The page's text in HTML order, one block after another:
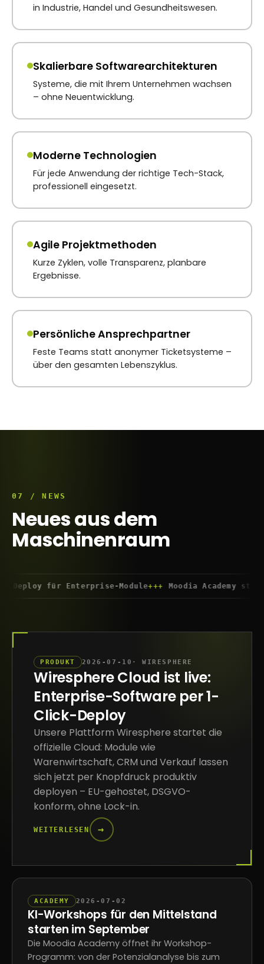
in Industrie, Handel und Gesundheitswesen.
Skalierbare Softwarearchitekturen
Systeme, die mit Ihrem Unternehmen wachsen
– ohne Neuentwicklung.
Moderne Technologien
Für jede Anwendung der richtige Tech-Stack,
professionell eingesetzt.
Agile Projektmethoden
Kurze Zyklen, volle Transparenz, planbare
Ergebnisse.
Persönliche Ansprechpartner
Feste Teams statt anonymer Ticketsysteme –
über den gesamten Lebenszyklus.
07 / NEWS
Neues aus dem
Maschinenraum
für Enterprise-Module+++ Moodia Academy startet
PRODUKT 2026-07-10 · WIRESPHERE
Wiresphere Cloud ist live:
Enterprise-Software per 1-
Click-Deploy
Unsere Plattform Wiresphere startet die
offizielle Cloud: Module wie
Warenwirtschaft, CRM und Verkauf lassen
sich jetzt per Knopfdruck produktiv
deployen – EU-gehostet, DSGVO-
konform, ohne Lock-in.
WEITERLESEN →
ACADEMY 2026-07-02
KI-Workshops für den Mittelstand
starten im September
Die Moodia Academy öffnet ihr Workshop-
Programm: von der Potenzialanalyse bis zum